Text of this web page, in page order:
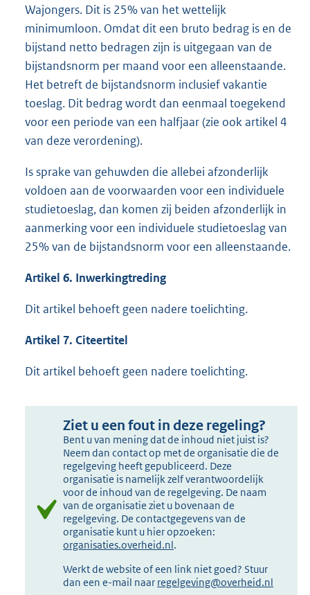
Wajongers. Dit is 25% van het wettelijk
minimumloon. Omdat dit een bruto bedrag is en de
bijstand netto bedragen zijn is uitgegaan van de
bijstandsnorm per maand voor een alleenstaande.
Het betreft de bijstandsnorm inclusief vakantie
toeslag. Dit bedrag wordt dan eenmaal toegekend
voor een periode van een halfjaar (zie ook artikel 4
van deze verordening).
Is sprake van gehuwden die allebei afzonderlijk
voldoen aan de voorwaarden voor een individuele
studietoeslag, dan komen zij beiden afzonderlijk in
aanmerking voor een individuele studietoeslag van
25% van de bijstandsnorm voor een alleenstaande.
Artikel 6. Inwerkingtreding
Dit artikel behoeft geen nadere toelichting.
Artikel 7. Citeertitel
Dit artikel behoeft geen nadere toelichting.
Ziet u een fout in deze regeling?
Bent u van mening dat de inhoud niet juist is?
Neem dan contact op met de organisatie die de
regelgeving heeft gepubliceerd. Deze
organisatie is namelijk zelf verantwoordelijk
voor de inhoud van de regelgeving. De naam
van de organisatie ziet u bovenaan de
regelgeving. De contactgegevens van de
organisatie kunt u hier opzoeken:
organisaties.overheid.nl.
Werkt de website of een link niet goed? Stuur
dan een e-mail naar regelgeving@overheid.nl